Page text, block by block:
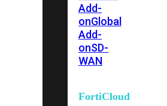
Add-
onGlobal
Add-
onSD-
WAN
FortiCloud